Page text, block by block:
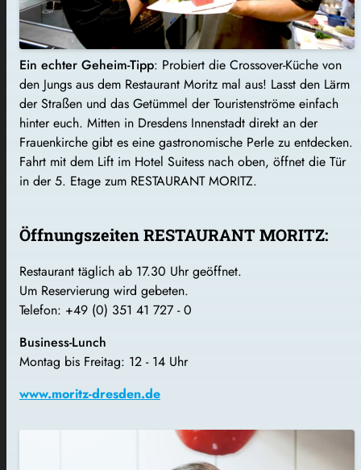
Ein echter Geheim-Tipp: Probiert die Crossover-Küche von
den Jungs aus dem Restaurant Moritz mal aus! Lasst den Lärm
der Straßen und das Getümmel der Touristenströme einfach
hinter euch. Mitten in Dresdens Innenstadt direkt an der
Frauenkirche gibt es eine gastronomische Perle zu entdecken.
Fahrt mit dem Lift im Hotel Suitess nach oben, öffnet die Tür
in der 5. Etage zum RESTAURANT MORITZ.
Öffnungszeiten RESTAURANT MORITZ:
Restaurant täglich ab 17.30 Uhr geöffnet.
Um Reservierung wird gebeten.
Telefon: +49 (0) 351 41 727 - 0
Business-Lunch
Montag bis Freitag: 12 - 14 Uhr
www.moritz-dresden.de